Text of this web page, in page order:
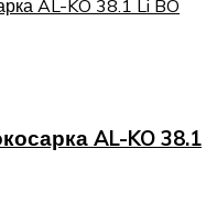
AL-KO 38.1